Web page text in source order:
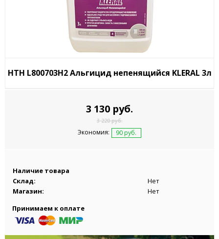
HTH L800703H2 Альгицид непенящийся KLERAL 3л
3 130 руб.
3 220 руб.
Экономия: 90 руб.
Наличие товара
Склад:
Нет
Магазин:
Нет
Принимаем к оплате